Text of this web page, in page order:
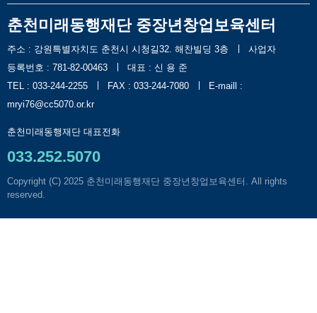
춘천미래동행재단 중장년창업보육센터
주소 : 강원특별자치도 춘천시 시청길32. 해찬빌딩 3층
사업자
등록번호 : 781-82-00463
대표 : 신 용 준
TEL : 033-244-2255
FAX : 033-244-7080
E-maill :
mryi76@cc5070.or.kr
춘천미래동행재단 대표전화
033.252.5070
Copyright (C) 2025 춘천미래동행재단 중장년창업보육센터
. All rights
reserved.